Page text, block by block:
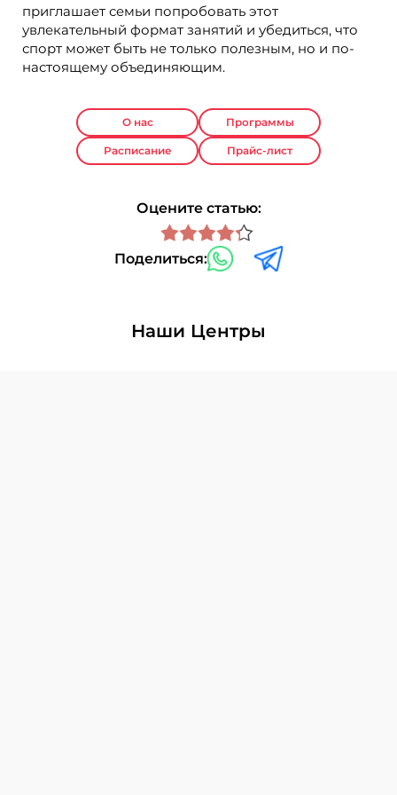
приглашает семьи попробовать этот
увлекательный формат занятий и убедиться, что
спорт может быть не только полезным, но и по-
настоящему объединяющим.
О нас Программы
Расписание Прайс-лист
Оцените статью:
Поделиться:
Наши Центры